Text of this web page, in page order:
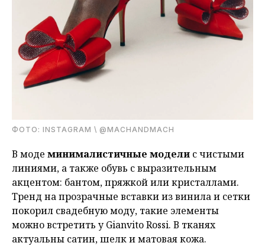
ФОТО: INSTAGRAM \ @MACHANDMACH
В моде минималистичные модели с чистыми
линиями, а также обувь с выразительным
акцентом: бантом, пряжкой или кристаллами.
Тренд на прозрачные вставки из винила и сетки
покорил свадебную моду, такие элементы
можно встретить у Gianvito Rossi. В тканях
актуальны сатин, шелк и матовая кожа.